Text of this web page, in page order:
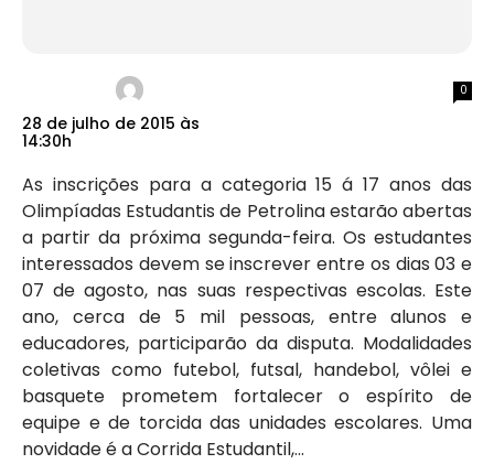
28 de julho de 2015 às
14:30h
0
As inscrições para a categoria 15 á 17 anos das
Olimpíadas Estudantis de Petrolina estarão abertas
a partir da próxima segunda-feira. Os estudantes
interessados devem se inscrever entre os dias 03 e
07 de agosto, nas suas respectivas escolas. Este
ano, cerca de 5 mil pessoas, entre alunos e
educadores, participarão da disputa. Modalidades
coletivas como futebol, futsal, handebol, vôlei e
basquete prometem fortalecer o espírito de
equipe e de torcida das unidades escolares. Uma
novidade é a Corrida Estudantil,...